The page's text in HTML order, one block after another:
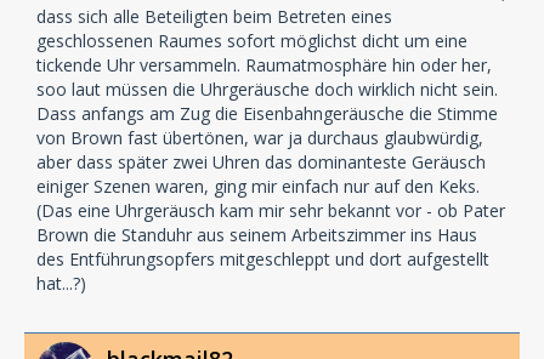
dass sich alle Beteiligten beim Betreten eines
geschlossenen Raumes sofort möglichst dicht um eine
tickende Uhr versammeln. Raumatmosphäre hin oder her,
soo laut müssen die Uhrgeräusche doch wirklich nicht sein.
Dass anfangs am Zug die Eisenbahngeräusche die Stimme
von Brown fast übertönen, war ja durchaus glaubwürdig,
aber dass später zwei Uhren das dominanteste Geräusch
einiger Szenen waren, ging mir einfach nur auf den Keks.
(Das eine Uhrgeräusch kam mir sehr bekannt vor - ob Pater
Brown die Standuhr aus seinem Arbeitszimmer ins Haus
des Entführungsopfers mitgeschleppt und dort aufgestellt
hat...?)